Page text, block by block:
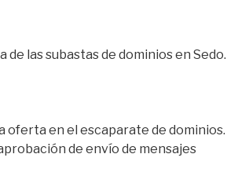
las subastas de dominios en Sedo.
oferta en el escaparate de dominios.
de envío de mensajes